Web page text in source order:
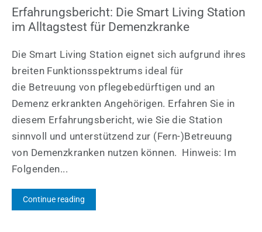
Erfahrungsbericht: Die Smart Living Station
im Alltagstest für Demenzkranke
Die Smart Living Station eignet sich aufgrund ihres
breiten Funktionsspektrums ideal für
die Betreuung von pflegebedürftigen und an
Demenz erkrankten Angehörigen. Erfahren Sie in
diesem Erfahrungsbericht, wie Sie die Station
sinnvoll und unterstützend zur (Fern-)Betreuung
von Demenzkranken nutzen können. Hinweis: Im
Folgenden...
Continue reading